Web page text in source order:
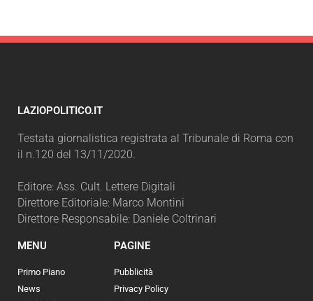
LAZIOPOLITICO.IT
Testata giornalistica registrata al Tribunale di Roma con
il n.120 del 13/11/2020.
Editore: Ass. Cult. Lettere Digitali
Direttore Editoriale: Marco Montini
Direttore Responsabile: Daniele Coltrinari
MENU
Primo Piano
News
PAGINE
Pubblicità
Privacy Policy